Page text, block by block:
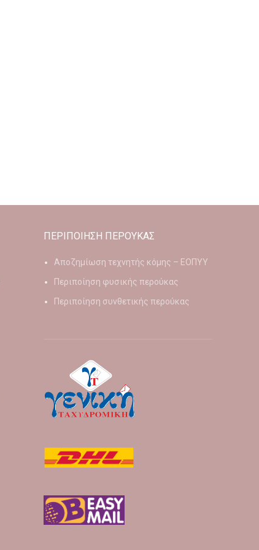
ΠΕΡΙΠΟΙΗΣΗ ΠΕΡΟΥΚΑΣ
Αποζημίωση τεχνητής κόμης – ΕΟΠΥΥ
Περιποίηση φυσικής περούκας
Περιποίηση συνθετικής περούκας